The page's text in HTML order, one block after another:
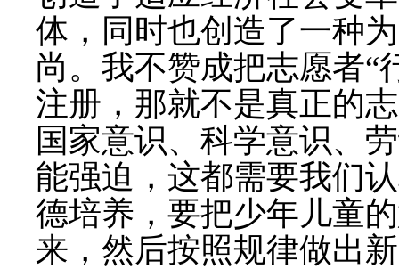
体，同时也创造了一种
尚。我不赞成把志愿者“
注册，那就不是真正的
国家意识、科学意识、
能强迫，这都需要我们
德培养，要把少年儿童
来，然后按照规律做出